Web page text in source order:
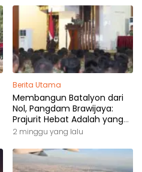
Berita Utama
Membangun Batalyon dari
Nol, Pangdam Brawijaya:
Prajurit Hebat Adalah yang
Dibutuhkan Rakyat
2 minggu yang lalu